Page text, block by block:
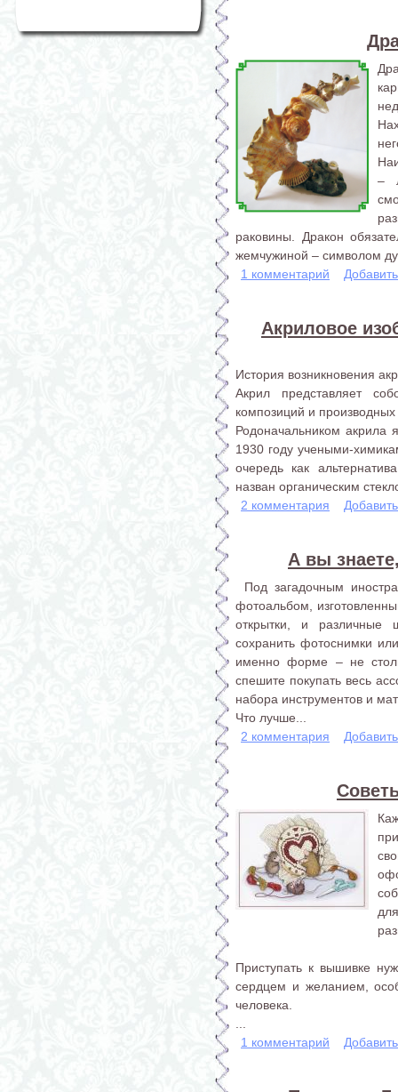
–
раковины. Дракон
жемчужиной – символом
1 комментарий
Акриловое
История возникновения
Акрил представляет
композиций и
Родоначальником акрила
1930 году учеными-
очередь как
назван органическим
2 комментария
А вы
Под загадочным
фотоальбом,
открытки, и различные
сохранить фотоснимки
именно форме – не
спешите покупать весь
набора инструментов и
Что лучше...
2 комментария
Приступать к вышивке
сердцем и желанием,
человека.
1 комментарий